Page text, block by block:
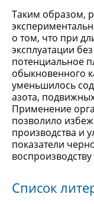
Таким образом,
о том, что при
эксплуатации
потенциальное
обыкновенного
уменьшилось
азота,
Применение
позволило
производства и
показатели
Список